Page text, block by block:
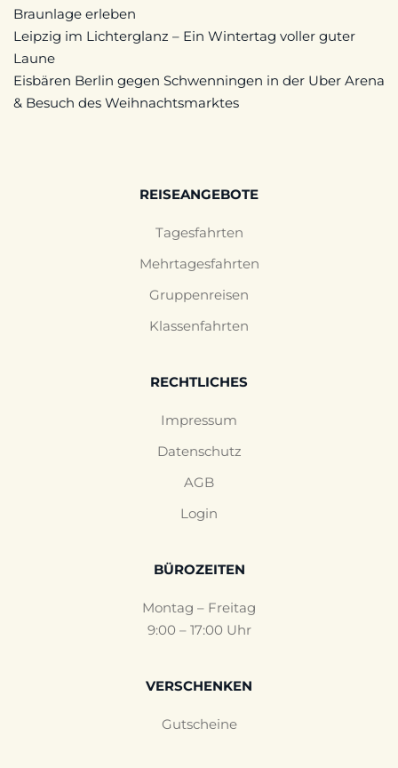
Braunlage erleben
Leipzig im Lichterglanz – Ein Wintertag voller guter
Laune
Eisbären Berlin gegen Schwenningen in der Uber Arena
& Besuch des Weihnachtsmarktes
REISEANGEBOTE
Tagesfahrten
Mehrtagesfahrten
Gruppenreisen
Klassenfahrten
RECHTLICHES
Impressum
Datenschutz
AGB
Login
BÜROZEITEN
Montag – Freitag
9:00 – 17:00 Uhr
VERSCHENKEN
Gutscheine